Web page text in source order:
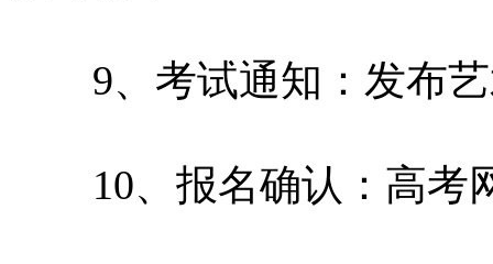
9、考试通知：发布艺
10、报名确认：高考